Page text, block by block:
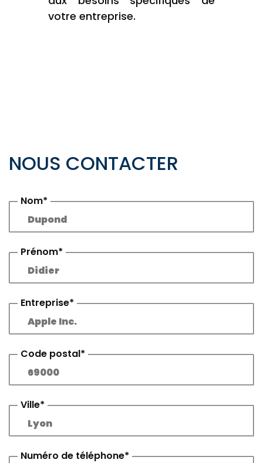
votre entreprise.
NOUS CONTACTER
Nom*
Prénom*
Entreprise*
Code postal*
Ville*
Numéro de téléphone*